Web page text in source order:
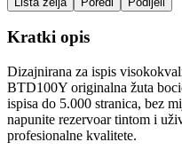
Kratki opis
Dizajnirana za ispis
BTD100Y originalna žuta
ispisa do 5.000 stranica, bez
napunite rezervoar tintom i
profesionalne kvalitete.